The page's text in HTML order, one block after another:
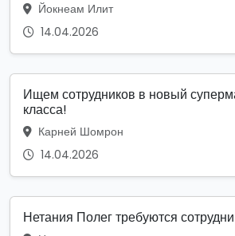
Йокнеам Илит
14.04.2026
Ищем сотрудников в новый
класса!
Карней Шомрон
14.04.2026
Нетания Полег требуются